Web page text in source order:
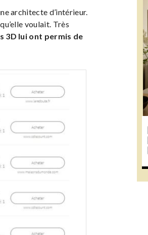
architecte d’intérieur.
voulait. Très
3D lui ont permis de